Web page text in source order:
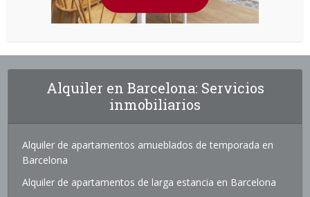
Alquiler en Barcelona: Servicios
inmobiliarios
Alquiler de apartamentos amueblados de temporada en
Barcelona
Alquiler de apartamentos de larga estancia en Barcelona